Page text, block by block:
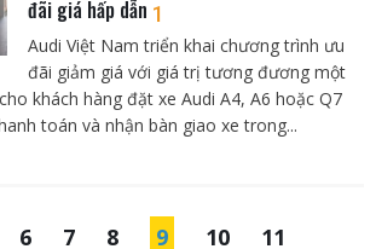
đãi giá hấp dẫn 1
Audi Việt Nam triển khai chương trình ưu
đãi giảm giá với giá trị tương đương một
khách hàng đặt xe Audi A4, A6 hoặc Q7
toán và nhận bàn giao xe trong...
6 7 8 9 10 11